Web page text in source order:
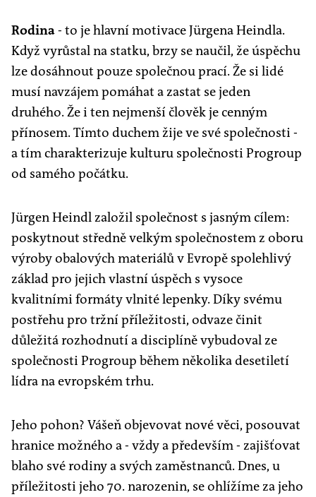
Rodina- to je hlavní motivace Jürgena Heindla.
Když vyrůstal na statku, brzy se naučil, že úspěchu
lze dosáhnout pouze společnou prací. Že si lidé
musí navzájem pomáhat a zastat se jeden
druhého. Že i ten nejmenší člověk je cenným
přínosem. Tímto duchem žije ve své společnosti -
a tím charakterizuje kulturu společnosti Progroup
od samého počátku.
Jürgen Heindl založil společnost s jasným cílem:
poskytnout středně velkým společnostem z oboru
výroby obalových materiálů v Evropě spolehlivý
základ pro jejich vlastní úspěch s vysoce
kvalitními formáty vlnité lepenky. Díky svému
postřehu pro tržní příležitosti, odvaze činit
důležitá rozhodnutí a disciplíně vybudoval ze
společnosti Progroup během několika desetiletí
lídra na evropském trhu.
Jeho pohon? Vášeň objevovat nové věci, posouvat
hranice možného a - vždy a především - zajišťovat
blaho své rodiny a svých zaměstnanců. Dnes, u
příležitosti jeho 70. narozenin, se ohlížíme za jeho